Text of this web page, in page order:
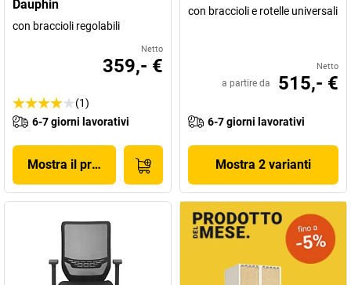
Dauphin
con braccioli regolabili
Netto
359,- €
(1)
6-7 giorni lavorativi
Mostra il prodotto
con braccioli e rotelle universali
Netto
a partire da 515,- €
6-7 giorni lavorativi
Mostra 2 varianti